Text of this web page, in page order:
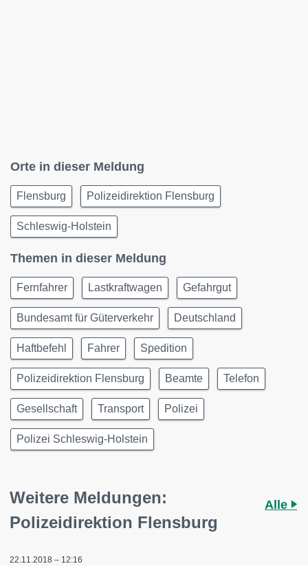
Orte in dieser Meldung
Flensburg Polizeidirektion Flensburg
Schleswig-Holstein
Themen in dieser Meldung
Fernfahrer Lastkraftwagen Gefahrgut
Bundesamt für Güterverkehr Deutschland
Haftbefehl Fahrer Spedition
Polizeidirektion Flensburg Beamte Telefon
Gesellschaft Transport Polizei
Polizei Schleswig-Holstein
Weitere Meldungen:
Polizeidirektion Flensburg
Alle
22.11.2018 – 12:16